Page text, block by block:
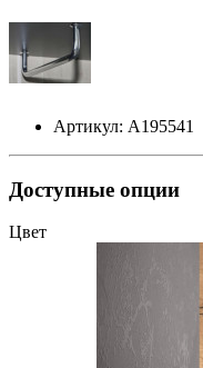
Артикул: А195541
Доступные опции
Цвет